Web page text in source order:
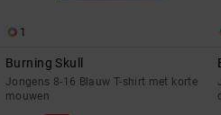
1
Burning Skull
Jongens 8-16 Blauw T-shirt met korte
mouwen